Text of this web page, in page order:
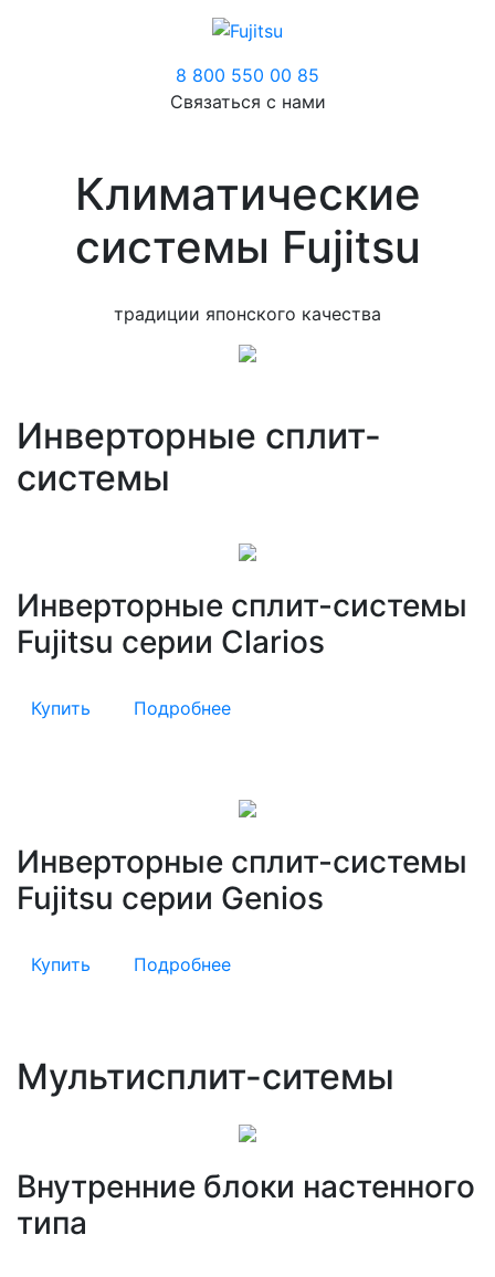
8 800 550 00 85
Связаться с нами
Климатические
системы Fujitsu
традиции японского качества
Инверторные сплит-
системы
Инверторные сплит-системы
Fujitsu серии Clarios
Купить Подробнее
Инверторные сплит-системы
Fujitsu серии Genios
Купить Подробнее
Мультисплит-ситемы
Внутренние блоки настенного
типа